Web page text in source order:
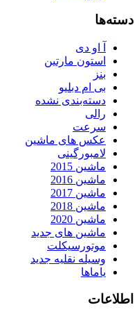
دسته‌ها
آ او دی
استون مارتین
بنز
بی ام دبلیو
دسته‌بندی نشده
رالی
سرعت
عکس های ماشین
لامبورگینی
ماشین 2015
ماشین 2016
ماشین 2017
ماشین 2018
ماشین 2020
ماشین های جدید
موتورسیکلت
وسیله نقلیه جدید
یاماها
اطلاعات